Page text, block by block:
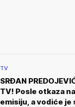
TV
SRĐAN
TV! Posle otkaza
emisiju, a vodiće je